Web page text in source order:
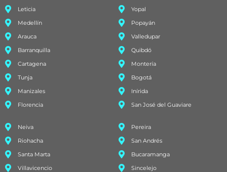
Leticia
Medellín
Arauca
Barranquilla
Cartagena
Tunja
Manizales
Florencia
Yopal
Popayán
Valledupar
Quibdó
Montería
Bogotá
Inírida
San José del Guaviare
Neiva
Riohacha
Santa Marta
Villavicencio
Pereira
San Andrés
Bucaramanga
Sincelejo